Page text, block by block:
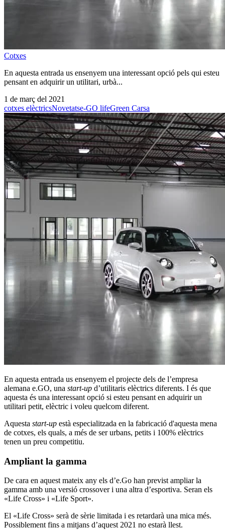
Cotxes
En aquesta entrada us ensenyem una interessant opció pels qui esteu
pensant en adquirir un utilitari, urbà...
1 de març del 2021
cotxes elèctricsNovetatse-GO lifeGreen Carsa
En aquesta entrada us ensenyem el projecte dels de l’empresa
alemana e.GO, una start-up d’utilitaris elèctrics diferents. I és que
aquesta és una interessant opció si esteu pensant en adquirir un
utilitari petit, elèctric i voleu quelcom diferent.
Aquesta start-up està especialitzada en la fabricació d'aquesta mena
de cotxes, els quals, a més de ser urbans, petits i 100% elèctrics
tenen un preu competitiu.
Ampliant la gamma
De cara en aquest mateix any els d’e.Go han previst ampliar la
gamma amb una versió crossover i una altra d’esportiva. Seran els
«Life Cross» i «Life Sport».
El «Life Cross» serà de sèrie limitada i es retardarà una mica més.
Possiblement fins a mitjans d’aquest 2021 no estarà llest.